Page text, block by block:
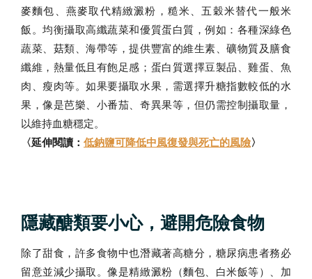
麥麵包、燕麥取代精緻澱粉，糙米、五穀米替代一般米
飯。均衡攝取高纖蔬菜和優質蛋白質，例如：各種深綠色
蔬菜、菇類、海帶等，提供豐富的維生素、礦物質及膳食
纖維，熱量低且有飽足感；蛋白質選擇豆製品、雞蛋、魚
肉、瘦肉等。如果要攝取水果，需選擇升糖指數較低的水
果，像是芭樂、小番茄、奇異果等，但仍需控制攝取量，
以維持血糖穩定。
〈延伸閱讀： 低鈉鹽可降低中風復發與死亡的風險〉
隱藏醣類要小心，避開危險食物
除了甜食，許多食物中也潛藏著高糖分，糖尿病患者務必
留意並減少攝取。像是精緻澱粉（麵包、白米飯等）、加